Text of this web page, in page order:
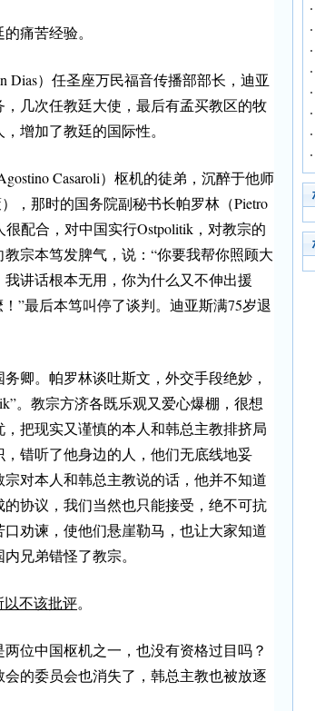
痛苦经验。
Dias）任圣座万民福音传播部部长，迪亚
几次任教廷大使，最后有孟买教区的牧
增加了教廷的国际性。
Casaroli）枢机的徒弟，沉醉于他师
，那时的国务院副秘书长帕罗林（Pietro
很配合，对中国实行Ostpolitik，对教宗的
宗本笃发脾气，说：“你要我帮你照顾大
讲话根本无用，你为什么又不伸出援
”最后本笃叫停了谈判。迪亚斯满75岁退
卿。帕罗林谈吐斯文，外交手段绝妙，
。教宗方济各既乐观又爱心爆棚，很想
把现实又谨慎的本人和韩总主教排挤局
错听了他身边的人，他们无底线地妥
对本人和韩总主教说的话，他并不知道
协议，我们当然也只能接受，绝不可抗
劝谏，使他们悬崖勒马，也让大家知道
兄弟错怪了教宗。
不该批评。
位中国枢机之一，也没有资格过目吗？
的委员会也消失了，韩总主教也被放逐